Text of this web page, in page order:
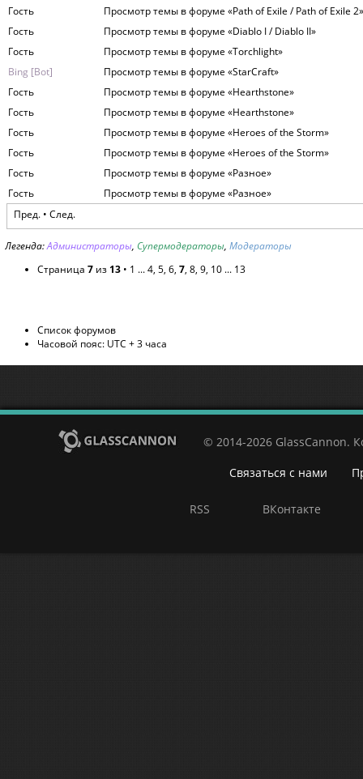
Гость
Просмотр темы в форуме «Path of Exile / Path of Exile 2»
Гость
Просмотр темы в форуме «Diablo I / Diablo II»
Гость
Просмотр темы в форуме «Torchlight»
Bing [Bot]
Просмотр темы в форуме «StarCraft»
Гость
Просмотр темы в форуме «Hearthstone»
Гость
Просмотр темы в форуме «Hearthstone»
Гость
Просмотр темы в форуме «Heroes of the Storm»
Гость
Просмотр темы в форуме «Heroes of the Storm»
Гость
Просмотр темы в форуме «Разное»
Гость
Просмотр темы в форуме «Разное»
Пред.• След.
Легенда:Администраторы, Супермодераторы, Модераторы
Страница 7 из 13 • 1 ...4, 5, 6, 7, 8, 9, 10 ... 13
Список форумов
Часовой пояс: UTC + 3 часа
© 2014-2026 GlassCannon.
Связаться с нами
RSS ВКонтакте